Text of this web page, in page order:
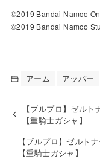
©2019 Bandai Namco
©2019 Bandai Namco
アーム アッパー
【ブルプロ】ゼルト
【重騎士ガシャ】
【ブルプロ】ゼルト
【重騎士ガシャ】